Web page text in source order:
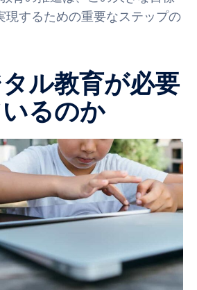
現するための重要なステップの
ル教育が必要
るのか